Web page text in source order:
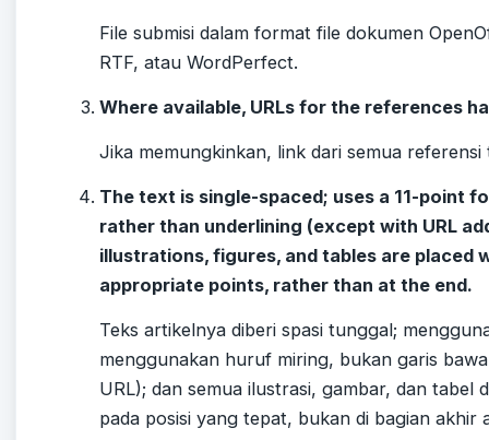
File submisi dalam format file dokumen
RTF, atau WordPerfect.
Where available, URLs for the references
Jika memungkinkan, link dari semua referensi
The text is single-spaced; uses a 11-point
rather than underlining (except with URL
illustrations, figures, and tables are placed
appropriate points, rather than at the end.
Teks artikelnya diberi spasi tunggal;
menggunakan huruf miring, bukan garis
URL); dan semua ilustrasi, gambar, dan tabel
pada posisi yang tepat, bukan di bagian akhir